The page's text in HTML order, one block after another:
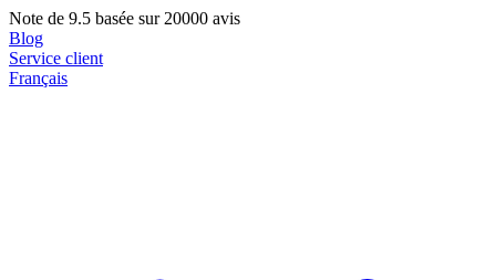
Note de 9.5 basée sur 20000 avis
Blog
Service client
Français